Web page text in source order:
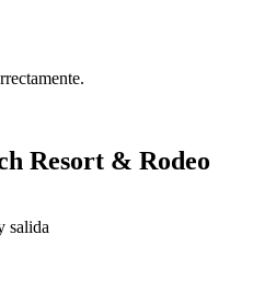
Resort & Rodeo
salida